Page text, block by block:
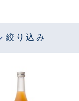
絞り込み